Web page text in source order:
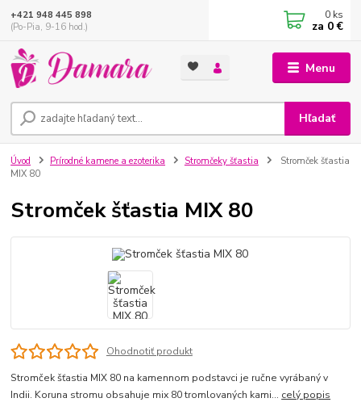
Menu
Hľadať
+421 948 445 898
(Po-Pia, 9-16 hod.)
0 ks
za 0 €
Úvod Prírodné kamene a ezoterika Stromčeky šťastia
Stromček šťastia
MIX 80
Stromček šťastia MIX 80
Ohodnotiť produkt
Stromček šťastia MIX 80 na kamennom podstavci je ručne vyrábaný v
Indii. Koruna stromu obsahuje mix 80 tromlovaných kami... celý popis